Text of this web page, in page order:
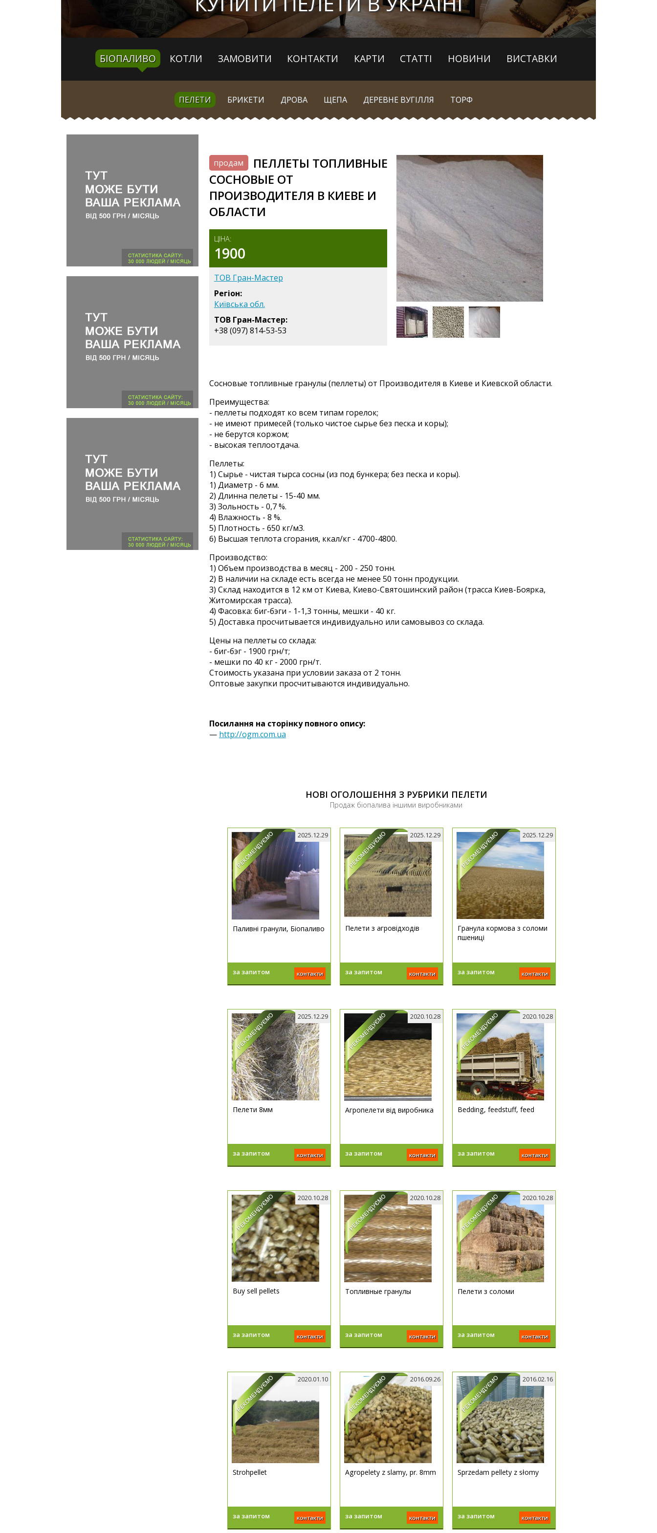
БІОПАЛИВО КОТЛИ ЗАМОВИТИ КОНТАКТИ КАРТИ СТАТТІ НОВИНИ ВИСТАВКИ
ПЕЛЕТИ БРИКЕТИ ДРОВА ЩЕПА ДЕРЕВНЕ ВУГІЛЛЯ ТОРФ
продам
ПЕЛЛЕТЫ ТОПЛИВНЫЕ
СОСНОВЫЕ ОТ
ПРОИЗВОДИТЕЛЯ В КИЕВЕ И
ОБЛАСТИ
ЦІНА:
1900
ТОВ Гран-Мастер
Регіон:
Київська обл.
ТОВ Гран-Мастер:
+38 (097) 814-53-53
Сосновые топливные гранулы (пеллеты) от Производителя в Киеве и Киевской области.
Преимущества:
- пеллеты подходят ко всем типам горелок;
- не имеют примесей (только чистое сырье без песка и коры);
- не берутся коржом;
- высокая теплоотдача.
Пеллеты:
1) Сырье - чистая тырса сосны (из под бункера; без песка и коры).
1) Диаметр - 6 мм.
2) Длинна пелеты - 15-40 мм.
3) Зольность - 0,7 %.
4) Влажность - 8 %.
5) Плотность - 650 кг/м3.
6) Высшая теплота сгорания, ккал/кг - 4700-4800.
Производство:
1) Объем производства в месяц - 200 - 250 тонн.
2) В наличии на складе есть всегда не менее 50 тонн продукции.
3) Склад находится в 12 км от Киева, Киево-Святошинский район (трасса Киев-Боярка,
Житомирская трасса).
4) Фасовка: биг-бэги - 1-1,3 тонны, мешки - 40 кг.
5) Доставка просчитывается индивидуально или самовывоз со склада.
Цены на пеллеты со склада:
- биг-бэг - 1900 грн/т;
- мешки по 40 кг - 2000 грн/т.
Стоимость указана при условии заказа от 2 тонн.
Оптовые закупки просчитываются индивидуально.
Посилання на сторінку повного опису:
— http://ogm.com.ua
НОВІ ОГОЛОШЕННЯ З РУБРИКИ ПЕЛЕТИ
Продаж біопалива іншими виробниками
Паливні гранули, Біопаливо
за запитом контакти
2025.12.29
Пелети з агровідходів
за запитом контакти
2025.12.29
Гранула кормова з соломи
пшениці
за запитом контакти
2025.12.29
Пелети 8мм
за запитом контакти
2025.12.29
Агропелети від виробника
за запитом контакти
2020.10.28
Bedding, feedstuff, feed
за запитом контакти
2020.10.28
Buy sell pellets
за запитом контакти
2020.10.28
Топливные гранулы
за запитом контакти
2020.10.28
Пелети з соломи
за запитом контакти
2020.10.28
Strohpellet
за запитом контакти
2020.01.10
Agropelety z slamy, pr. 8mm
за запитом контакти
2016.09.26
Sprzedam pellety z słomy
за запитом контакти
2016.02.16